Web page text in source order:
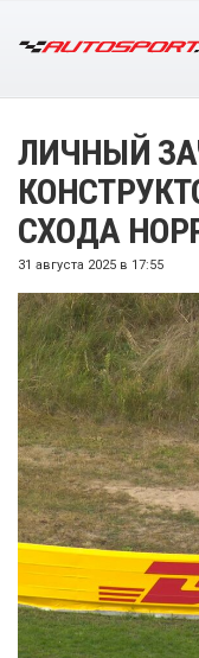
ЛИЧНЫЙ
СХОДА
31 августа 2025 в 17:55